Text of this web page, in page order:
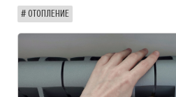
ОТОПЛЕНИЕ